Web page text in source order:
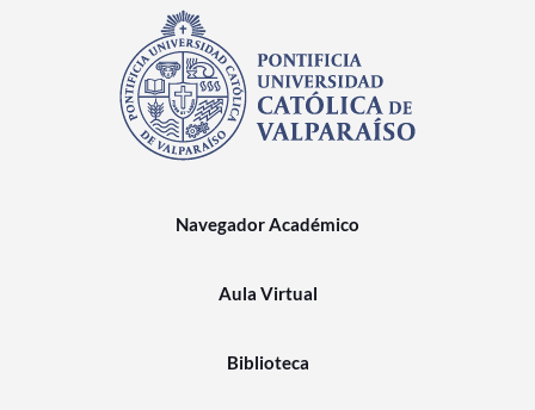
Navegador Académico
Aula Virtual
Biblioteca